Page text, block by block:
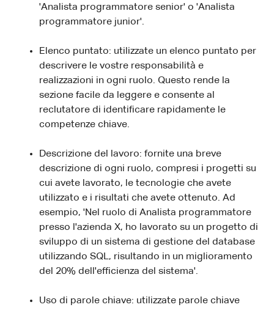
'Analista programmatore senior' o 'Analista
programmatore junior'.
Elenco puntato: utilizzate un elenco puntato per
descrivere le vostre responsabilità e
realizzazioni in ogni ruolo. Questo rende la
sezione facile da leggere e consente al
reclutatore di identificare rapidamente le
competenze chiave.
Descrizione del lavoro: fornite una breve
descrizione di ogni ruolo, compresi i progetti su
cui avete lavorato, le tecnologie che avete
utilizzato e i risultati che avete ottenuto. Ad
esempio, 'Nel ruolo di Analista programmatore
presso l'azienda X, ho lavorato su un progetto di
sviluppo di un sistema di gestione del database
utilizzando SQL, risultando in un miglioramento
del 20% dell'efficienza del sistema'.
Uso di parole chiave: utilizzate parole chiave